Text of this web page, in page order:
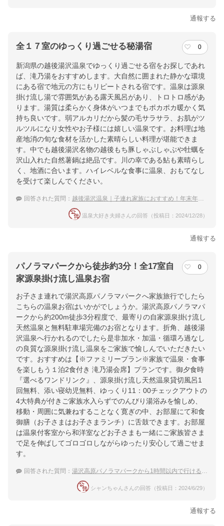
通報する
全１７室のゆっくり過ごせる秘湯宿 0
新潟県の越後湯沢温泉でゆっくり過ごせる宿をお探しであれ
ば、滝乃湯をおすすめします。大自然に囲まれた静かな環境
にある宿で地元の方にもリピートされる宿です。温泉は源泉
掛け流し湯で雰囲気がある露天風呂があり、トロトロ感があ
ります。湯質は柔らかく身体がいつまでもポカポカ暖かく気
持ち良いです。弱アルカリだから髪の毛サラサラ、お肌がツ
ルツルになり女性やお子様には嬉しい温泉です。お料理は地
産地消の旬な食材を活かした素晴らしい料理が堪能できま
す。中でも越後湯沢名物の越後もち豚しゃぶしゃぶや牡蠣を
沢山入れた自然薯鍋は絶品です。川の幸である鮎も素晴らし
く、地酒に合います。ハイレベルな食事に温泉、おもてなし
を受けて楽しんでください。
回答された質問： 越後湯沢温泉｜子連れ家族におすすめ！年末年始に泊まれる穴場な宿は？
温泉大好き夫婦さんの回答（投稿日：2024/12/28）
通報する
パノラマパークから徒歩約3分！全17室自
家源泉掛け流し温泉お宿
0
お子さま連れで湯沢高原パノラマパークへ家族旅行でしたら
こちらの温泉お宿はいかがでしょうか。湯沢高原パノラマパ
ークから約200m徒歩3分程度で、最寄りの自家源泉掛け流し
天然温泉と無料駐車場完備のお宿となります。折角、越後湯
沢温泉へ行かれるのでしたら是非加水・加温・循環ろ過なし
の良質な源泉掛け流し温泉をご家族で愉しんでいただきたい
です。おすすめは【※ファミリープラン※家族で温泉・食事
を楽しもう１泊2食付き 滝乃湯会席】プランです。御夕食時
『選べるワンドリンク』、源泉掛け流し天然温泉貸切風呂1
回無料、添い寝幼児無料、ゆっくり11：00チェックアウトの
4大特典が付きご家族水入らずでのんびり湯浴みを愉しめ、
移動・周囲に気兼ねすることなく寛ぎの中、お部屋にて和食
御膳（お子さまはお子さまランチ）に舌鼓できます。お部屋
は温泉付客室から和洋室などお子さまも一緒にご家族皆さま
で足を伸ばしてゴロゴロしながらゆったり安心して過ごせま
す。
回答された質問： 湯沢高原パノラマパークから1時間以内で行ける温泉宿のおすすめは？
シャンちゃんさんの回答（投稿日：2024/6/29）
通報する